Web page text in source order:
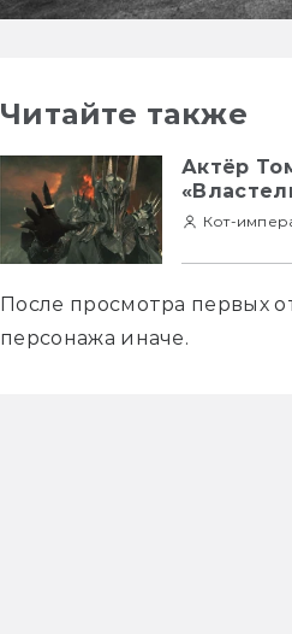
Читайте также
Актёр
Кот-
После просмотра первых
персонажа иначе.